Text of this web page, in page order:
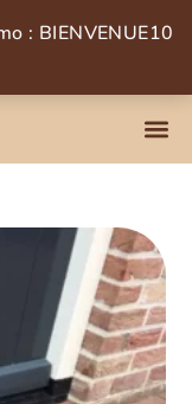
: BIENVENUE10